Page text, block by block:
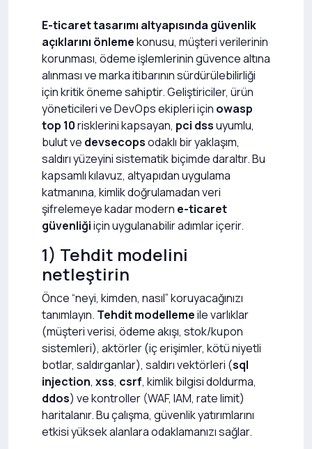
E-ticaret tasarımı altyapısında güvenlik
açıklarını önlemekonusu, müşteri verilerinin
korunması, ödeme işlemlerinin güvence altına
alınması ve marka itibarının sürdürülebilirliği
için kritik öneme sahiptir. Geliştiriciler, ürün
yöneticileri ve DevOps ekipleri için owasp
top 10risklerini kapsayan, pci dssuyumlu,
bulut ve devsecopsodaklı bir yaklaşım,
saldırı yüzeyini sistematik biçimde daraltır. Bu
kapsamlı kılavuz, altyapıdan uygulama
katmanına, kimlik doğrulamadan veri
şifrelemeye kadar modern e-ticaret
güvenliğiiçin uygulanabilir adımlar içerir.
1) Tehdit modelini
netleştirin
Önce “neyi, kimden, nasıl” koruyacağınızı
tanımlayın. Tehdit modellemeile varlıklar
(müşteri verisi, ödeme akışı, stok/kupon
sistemleri), aktörler (iç erişimler, kötü niyetli
botlar, saldırganlar), saldırı vektörleri (sql
injection, xss, csrf, kimlik bilgisi doldurma,
ddos) ve kontroller (WAF, IAM, rate limit)
haritalanır. Bu çalışma, güvenlik yatırımlarını
etkisi yüksek alanlara odaklamanızı sağlar.